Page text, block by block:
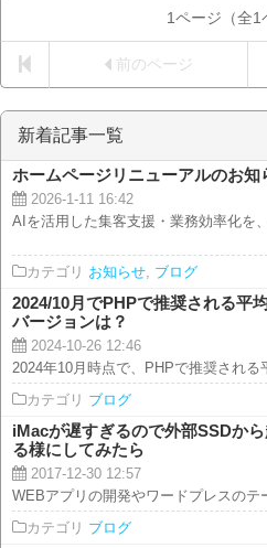
1ページ（全1
前のページ
新着記事一覧
ホームページリニューアルのお知
2026-1-11 16:42
AIを活用した集客支援・業務効率化を
カテゴリ お知らせ, ブログ
2024/10月でPHPで推奨される平
バージョンは？
2024-10-26 12:46
2024年10月時点で、PHPで推奨され
カテゴリ ブログ
iMacが遅すぎるので外部SSDか
る様にしてみたら
2017-12-30 12:57
WEBアプリの開発やワードプレスの
カテゴリ ブログ